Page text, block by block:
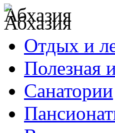
Абхазия
Отдых и
Полезная
Санатории